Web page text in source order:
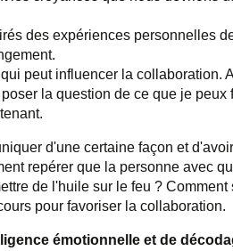
des expériences personnelles
peut influencer la collaboration.
la question de ce que je
d'une certaine façon et
repérer que la personne avec
de l'huile sur le feu ? Comment
pour favoriser la collaboration.
émotionnelle et de